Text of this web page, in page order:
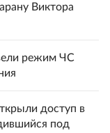
Виктора
режим ЧС
доступ в
под